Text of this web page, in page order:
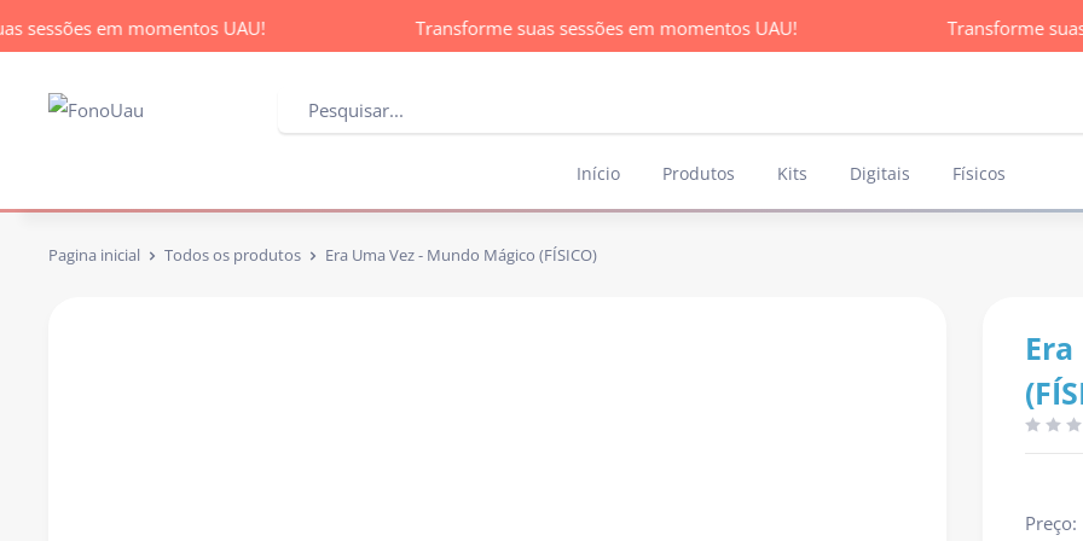
em momentos UAU! Transforme suas sessões em momentos UAU! Transforme suas
Início Produtos Kits Digitais Físicos
Pagina inicial Todos os produtos Era Uma Vez - Mundo Mágico (FÍSICO)
Preço: